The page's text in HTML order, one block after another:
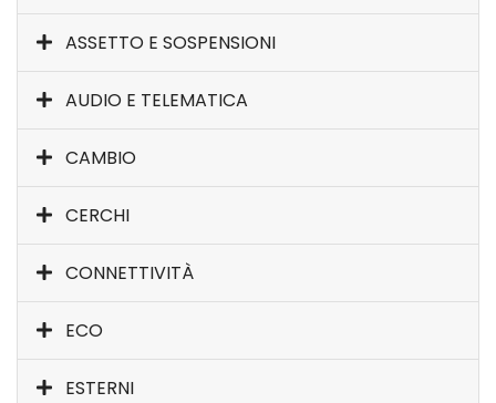
ASSETTO E SOSPENSIONI
AUDIO E TELEMATICA
CAMBIO
CERCHI
CONNETTIVITÀ
ECO
ESTERNI